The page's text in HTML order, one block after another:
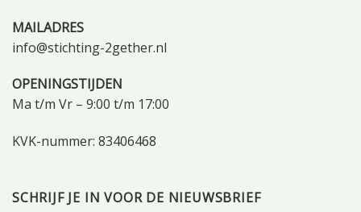
MAILADRES
info@stichting-2gether.nl
OPENINGSTIJDEN
Ma t/m Vr – 9:00 t/m 17:00
KVK-nummer: 83406468
SCHRIJF JE IN VOOR DE NIEUWSBRIEF